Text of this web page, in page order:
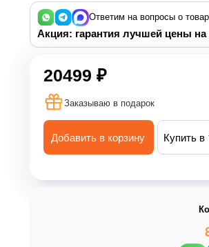
Ответим на вопросы о
Акция: гарантия лучшей цены
20499 ₽
Заказываю в подарок
Добавить в корзину Купить в